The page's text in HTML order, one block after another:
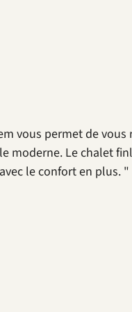
vous permet de vous
moderne. Le chalet
le confort en plus. "